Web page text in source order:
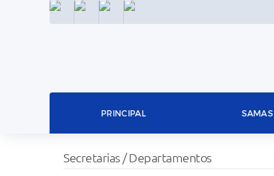
INSTAGRAMFACEBOOKLINKEDIN
PRINCIPAL
Secretarias / Departamentos